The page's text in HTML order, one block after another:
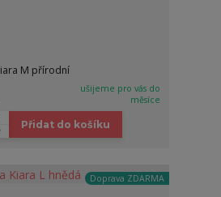
M přírodní
ušijeme pro vás do
měsíce
Přidat do košíku
Doprava ZDARMA